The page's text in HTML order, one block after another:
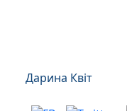
Дарина Квіт